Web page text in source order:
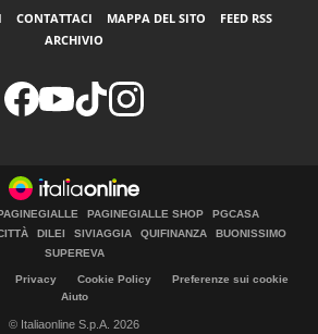
CONTATTACI MAPPA DEL SITO
FEED RSS
ARCHIVIO
PAGINEGIALLE PAGINEGIALLE SHOP
PGCASA
DILEI SIVIAGGIA QUIFINANZA
BUONISSIMO
SUPEREVA
Privacy Cookie Policy
Preferenze sui cookie
Aiuto
© Italiaonline S.p.A. 2026